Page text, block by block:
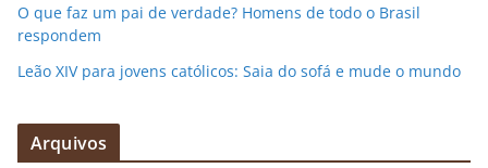
O que faz um pai de verdade? Homens de todo o Brasil
respondem
Leão XIV para jovens católicos: Saia do sofá e mude o mundo
Arquivos